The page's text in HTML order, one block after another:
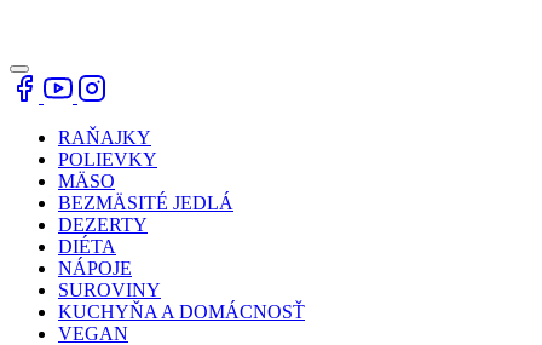
RAŇAJKY
POLIEVKY
MÄSO
BEZMÄSITÉ JEDLÁ
DEZERTY
DIÉTA
NÁPOJE
SUROVINY
KUCHYŇA A DOMÁCNOSŤ
VEGAN